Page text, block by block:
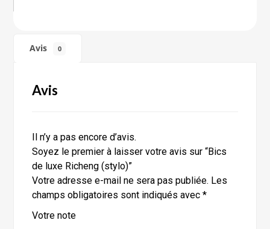
Avis 0
Avis
Il n’y a pas encore d’avis.
Soyez le premier à laisser votre avis sur “Bics
de luxe Richeng (stylo)”
Votre adresse e-mail ne sera pas publiée. Les
champs obligatoires sont indiqués avec*
Votre note